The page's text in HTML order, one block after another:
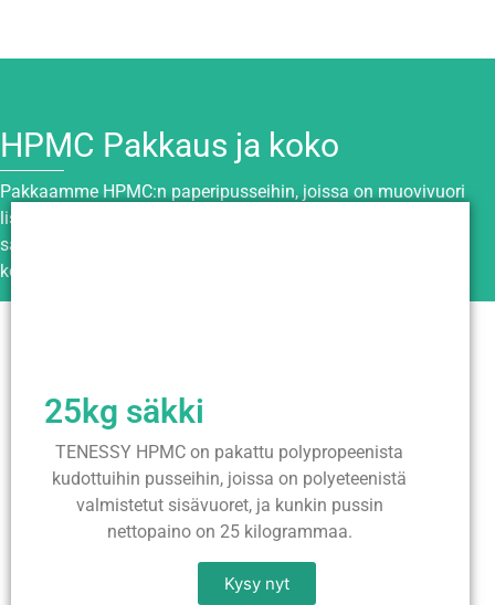
HPMC Pakkaus ja koko
Pakkaamme HPMC:n paperipusseihin, joissa on muovivuori
lisäsuojan takaamiseksi. Pidä se suljettuna, kuivana ja
säilytettynä viileässä paikassa, jossa se ei saa joutua
kosteuden, auringonvalon tai tulipalon kohteisiin.
25kg säkki
TENESSY HPMC on pakattu polypropeenista
kudottuihin pusseihin, joissa on polyeteenistä
valmistetut sisävuoret, ja kunkin pussin
nettopaino on 25 kilogrammaa.
Kysy nyt